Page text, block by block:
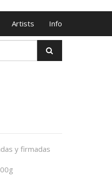
Artists Info
y firmadas